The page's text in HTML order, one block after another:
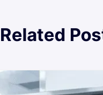
Related